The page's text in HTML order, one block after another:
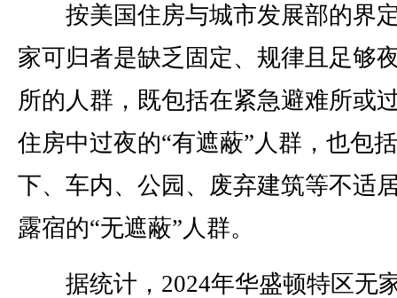
按美国住房与城市发展部的界
家可归者是缺乏固定、规律且足够
所的人群，既包括在紧急避难所或
住房中过夜的“有遮蔽”人群，也包
下、车内、公园、废弃建筑等不适
露宿的“无遮蔽”人群。
据统计，2024年华盛顿特区无